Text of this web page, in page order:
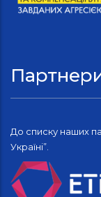
До списку наших
Україні”.